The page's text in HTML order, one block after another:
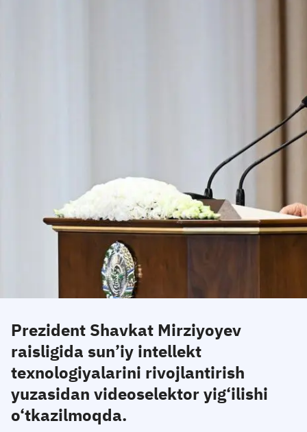
Prezident Shavkat Mirziyoyev
raisligida sun’iy intellekt
texnologiyalarini rivojlantirish
yuzasidan videoselektor yig‘ilishi
o‘tkazilmoqda.